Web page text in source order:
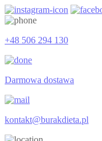
+48 506 294 130
Darmowa dostawa
kontakt@burakdieta.pl